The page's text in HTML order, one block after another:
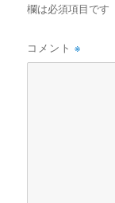
欄は必須項目です
コメント※